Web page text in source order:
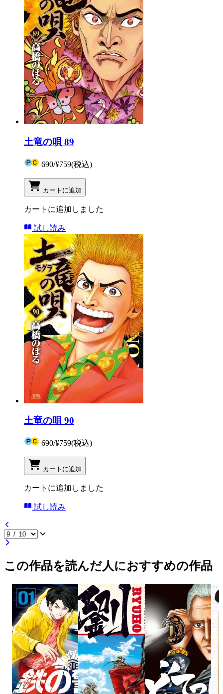
土竜の唄 89
690/¥759(税込)
カートに追加
カートに追加しました
試し読み
土竜の唄 90
690/¥759(税込)
カートに追加
カートに追加しました
試し読み
この作品を読んだ人におすすめの作品